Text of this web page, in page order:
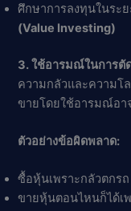
ศึกษาการลงทุนในระ
(Value Investing)
3. ใช้อารมณ์ในการตั
ความกลัวและความโ
ขายโดยใช้อารมณ์อ
ตัวอย่างข้อผิดพลาด:
ซื้อหุ้นเพราะกลัวตกร
ขายหุ้นตอนไหนก็ได้เ